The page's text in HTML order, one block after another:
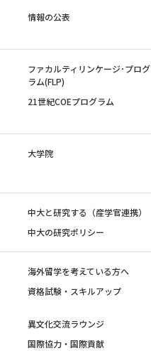
情報の公表
ファカルティリンケージ･プログ
ラム(FLP)
21世紀COEプログラム
大学院
中大と研究する（産学官連携）
中大の研究ポリシー
海外留学を考えている方へ
資格試験・スキルアップ
異文化交流ラウンジ
国際協力・国際貢献